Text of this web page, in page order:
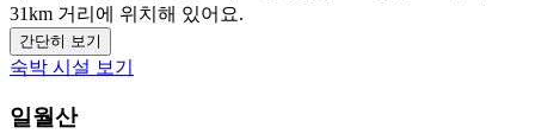
31km 거리에 위치해 있어요.
간단히 보기
숙박 시설 보기
일월산